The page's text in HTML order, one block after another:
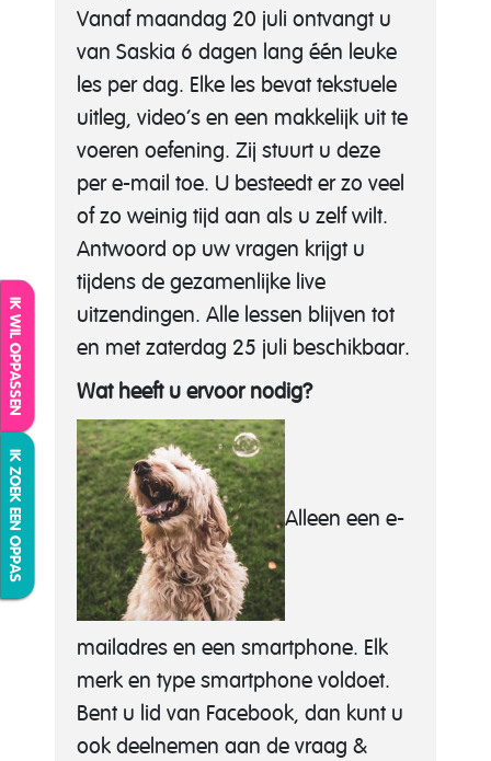
IK WIL OPPASSEN
IK ZOEK EEN OPPAS
Vanaf maandag 20 juli ontvangt u
van Saskia 6 dagen lang één leuke
les per dag. Elke les bevat tekstuele
uitleg, video’s en een makkelijk uit te
voeren oefening. Zij stuurt u deze
per e-mail toe. U besteedt er zo veel
of zo weinig tijd aan als u zelf wilt.
Antwoord op uw vragen krijgt u
tijdens de gezamenlijke live
uitzendingen. Alle lessen blijven tot
en met zaterdag 25 juli beschikbaar.
Wat heeft u ervoor nodig?
Alleen een e-
mailadres en een smartphone. Elk
merk en type smartphone voldoet.
Bent u lid van Facebook, dan kunt u
ook deelnemen aan de vraag &